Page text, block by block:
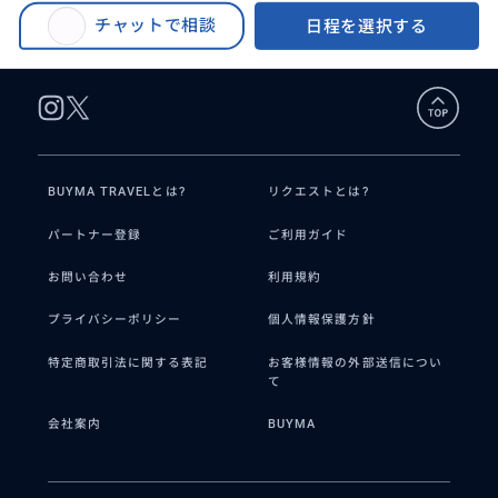
率よく回れます。 また、ルートは
オーダーメイドもできます。
チャットで相談 日程を選択する
夜景観光 サンフランシスコの夜景をプライベートでご案内します
BUYMA TRAVELとは? リクエストとは?
パートナー登録 ご利用ガイド
お問い合わせ 利用規約
プライバシーポリシー 個人情報保護方針
特定商取引法に関する表記
お客様情報の外部送信につい
て
会社案内 BUYMA